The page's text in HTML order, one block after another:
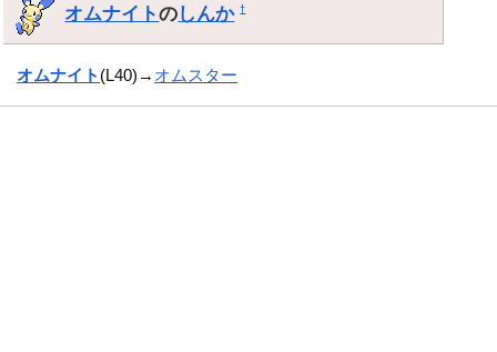
オムナイトのしんか †
オムナイト (L40)→ オムスター